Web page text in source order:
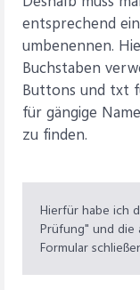
entsprechend
umbenennen.
Buchstaben
Buttons und txt
für gängige
zu finden.
Hierfür habe ich
Prüfung" und die
Formular